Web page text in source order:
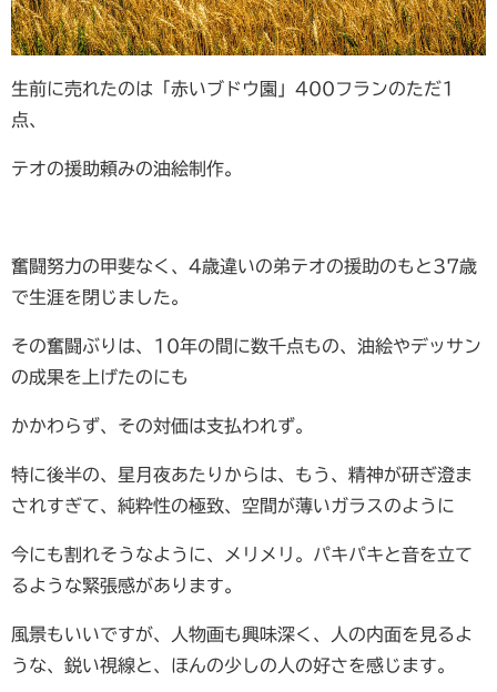
生前に売れたのは「赤いブドウ園」400フランのただ1
点、
テオの援助頼みの油絵制作。
奮闘努力の甲斐なく、4歳違いの弟テオの援助のもと37歳
で生涯を閉じました。
その奮闘ぶりは、10年の間に数千点もの、油絵やデッサン
の成果を上げたのにも
かかわらず、その対価は支払われず。
特に後半の、星月夜あたりからは、もう、精神が研ぎ澄ま
されすぎて、純粋性の極致、空間が薄いガラスのように
今にも割れそうなように、メリメリ。パキパキと音を立て
るような緊張感があります。
風景もいいですが、人物画も興味深く、人の内面を見るよ
うな、鋭い視線と、ほんの少しの人の好さを感じます。